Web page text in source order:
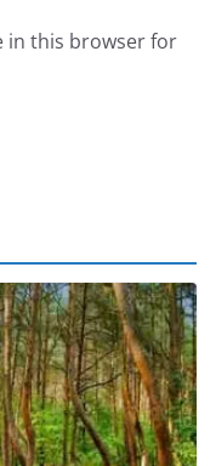
in this browser for